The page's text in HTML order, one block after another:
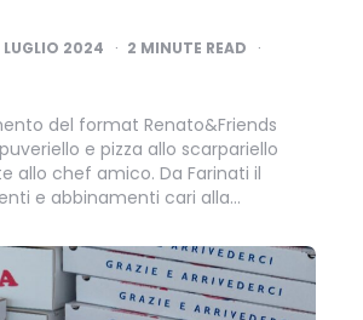
LUGLIO 2024 2 MINUTE READ
del format Renato&Friends
e pizza allo scarpariello
allo chef amico. Da Farinati il
e abbinamenti cari alla…